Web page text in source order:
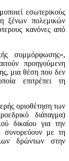
εσωτερικούς
ξένων πολεμικών
κανόνες από
συμμόρφωσης»,
προηγούμενη
μια θέση που δεν
επιτρέπει τη
οριοθέτηση των
διάταγμα)
δικαίου για την
συνορεύουν με τη
δρώντων στην